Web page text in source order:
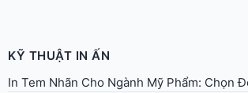
KỸ THUẬT IN ẤN
In Tem Nhãn Cho Ngành Mỹ Phẩm: Chọn